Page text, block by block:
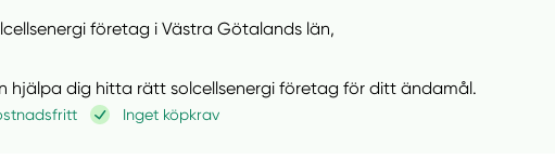
företag i Västra Götalands län,
hjälpa dig hitta rätt solcellsenergi företag för ditt ändamål.
Inget köpkrav